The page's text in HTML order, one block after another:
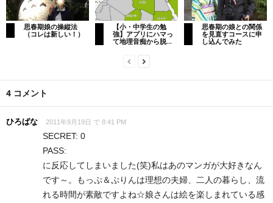
思春期娘の操縦法
（コレは新しい！）
【小・中学生の勉
強】アプリにハマっ
て地理音痴から脱...
思春期の娘との関係
を見直すコースに申
し込んでみた
4 コメント
ひろばな 2011年9月19日 で 8:41 PM
SECRET: 0
PASS:
に反応してしまいました(笑)私はあのマンガが大好きなん
です～。もっぷ＆ぷりんは理想の夫婦、二人の暮らし、流
れる時間が素敵ですよね☆娘さんは絵を楽しまれている感